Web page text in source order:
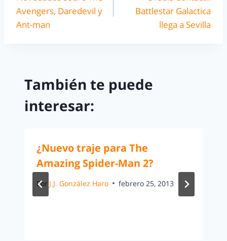
Avengers, Daredevil y
Ant-man
Battlestar Galactica
llega a Sevilla
También te puede
interesar:
¿Nuevo traje para The
Amazing Spider-Man 2?
Por J.J. González Haro febrero 25, 2013